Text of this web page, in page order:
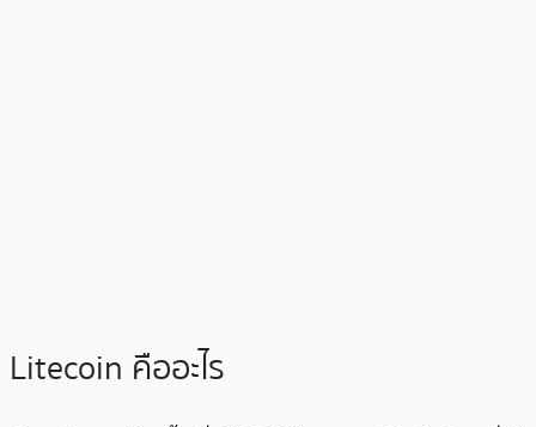
Litecoin คืออะไร